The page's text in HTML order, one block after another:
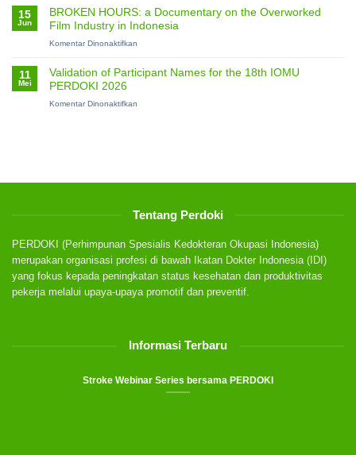
Webinar
Series
bersama
15
Jun
BROKEN HOURS: a Documentary on the Overworked
Film Industry in Indonesia
Komentar Dinonaktifkan
HOURS:
a
11
Mei
Validation of Participant Names for the 18th IOMU
PERDOKI 2026
Komentar Dinonaktifkan
PERDOKI
2026
Tentang Perdoki
PERDOKI (Perhimpunan Spesialis Kedokteran Okupasi Indonesia)
merupakan organisasi profesi di bawah Ikatan Dokter Indonesia (IDI)
yang fokus kepada peningkatan status kesehatan dan produktivitas
pekerja melalui upaya-upaya promotif dan preventif.
Informasi Terbaru
Stroke Webinar Series bersama PERDOKI